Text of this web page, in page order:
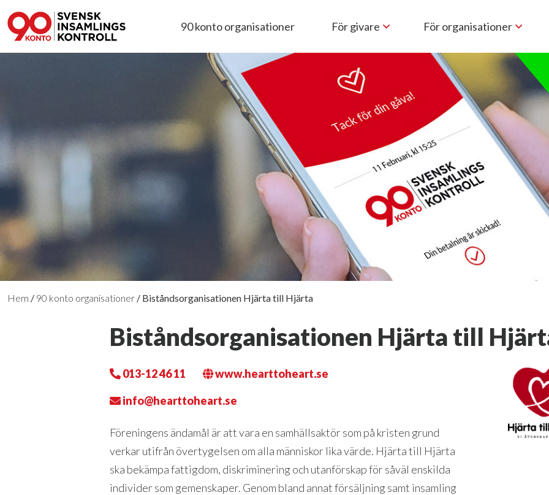
90 konto organisationer För givare För organisationer
Hem / 90 konto organisationer / Biståndsorganisationen Hjärta till Hjärta
Biståndsorganisationen Hjärta till
013-12 46 11
www.hearttoheart.se
info@hearttoheart.se
Föreningens ändamål är att vara en samhällsaktör som på kristen grund
verkar utifrån övertygelsen om alla människor lika värde. Hjärta till Hjärta
ska bekämpa fattigdom, diskriminering och utanförskap för såväl enskilda
individer som gemenskaper. Genom bland annat försäljning samt insamling